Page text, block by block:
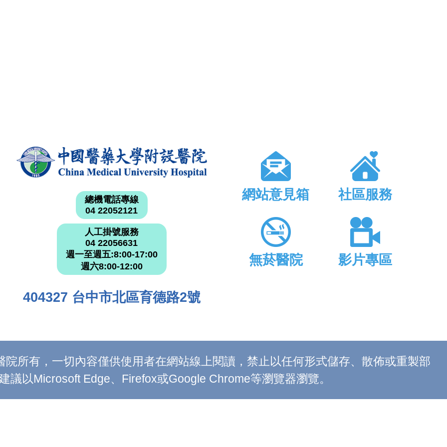
總機電話專線
04 22052121
人工掛號服務
04 22056631
週一至週五:8:00-17:00
週六8:00-12:00
404327 台中市北區育德路2號
網站意見箱 社區服務
無菸醫院 影片專區
所有，一切內容僅供使用者在網站線上閱讀，禁止以任何形式儲存、散佈或重製部
議以Microsoft Edge、Firefox或Google Chrome等瀏覽器瀏覽。